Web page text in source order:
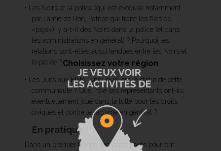
• Les Noirs et la police (qui est évoquée notamment
par l'amie de Ron, Patrice qui traite les flics de
«pigs»): y a-t-il des Noirs dans la police (et dans
les administrations en général) ? Pourquoi les
relations sont-elles aussi tendues entre les Noirs et
la police ?
• Les Juifs aux États-Unis: quel est le statut de cette
communauté ? Quel rôle ses représentants ont-ils
éventuellement joué dans la lutte pour les droits
civiques et contre le racisme en général ?
En pratique
Dans un premier temps, les participants pourront
Choisissez votre région